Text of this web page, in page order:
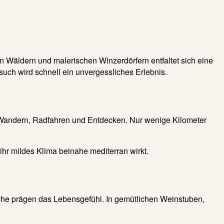
und malerischen Winzerdörfern entfaltet sich eine
wird schnell ein unvergessliches Erlebnis.
Radfahren und Entdecken. Nur wenige Kilometer
mildes Klima beinahe mediterran wirkt.
prägen das Lebensgefühl. In gemütlichen Weinstuben,